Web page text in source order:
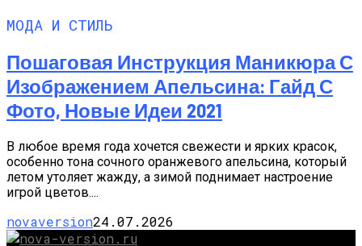
МОДА И СТИЛЬ
Пошаговая Инструкция Маникюра С
Изображением Апельсина: Гайд С
Фото, Новые Идеи 2021
В любое время года хочется свежести и ярких красок,
особенно тона сочного оранжевого апельсина, который
летом утоляет жажду, а зимой поднимает настроение
игрой цветов....
novaversion24.07.2026